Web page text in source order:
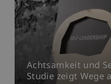
Achtsamkeit und
Studie zeigt Wege